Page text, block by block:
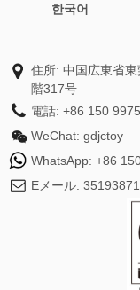
한국어
住所: 中国広東省
階317号
電話: +86 150
WeChat: gdjctoy
WhatsApp: +86
Eメール: